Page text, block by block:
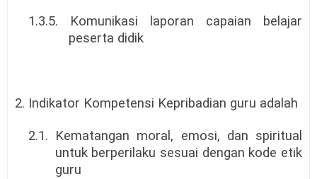
1.3.5. Komunikasi laporan capaian belajar
peserta didik
2. Indikator Kompetensi Kepribadian guru adalah
2.1. Kematangan moral, emosi, dan spiritual
untuk berperilaku sesuai dengan kode etik
guru